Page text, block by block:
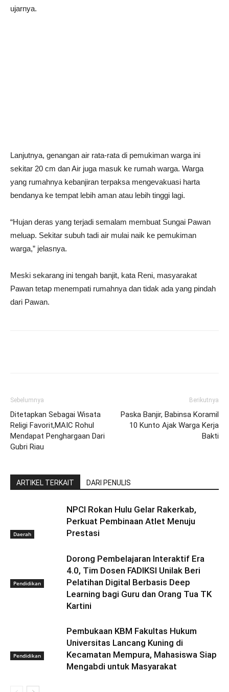
ujarnya.
Lanjutnya, genangan air rata-rata di pemukiman warga ini
sekitar 20 cm dan Air juga masuk ke rumah warga. Warga
yang rumahnya kebanjiran terpaksa mengevakuasi harta
bendanya ke tempat lebih aman atau lebih tinggi lagi.
“Hujan deras yang terjadi semalam membuat Sungai Pawan
meluap. Sekitar subuh tadi air mulai naik ke pemukiman
warga,” jelasnya.
Meski sekarang ini tengah banjit, kata Reni, masyarakat
Pawan tetap menempati rumahnya dan tidak ada yang pindah
dari Pawan.
Sebelumnya
Ditetapkan Sebagai Wisata
Religi Favorit,MAIC Rohul
Mendapat Penghargaan Dari
Gubri Riau
Berikutnya
Paska Banjir, Babinsa Koramil
10 Kunto Ajak Warga Kerja
Bakti
ARTIKEL TERKAIT DARI PENULIS
Daerah
NPCI Rokan Hulu Gelar Rakerkab,
Perkuat Pembinaan Atlet Menuju
Prestasi
Pendidikan
Dorong Pembelajaran Interaktif Era
4.0, Tim Dosen FADIKSI Unilak Beri
Pelatihan Digital Berbasis Deep
Learning bagi Guru dan Orang Tua TK
Kartini
Pendidikan
Pembukaan KBM Fakultas Hukum
Universitas Lancang Kuning di
Kecamatan Mempura, Mahasiswa Siap
Mengabdi untuk Masyarakat